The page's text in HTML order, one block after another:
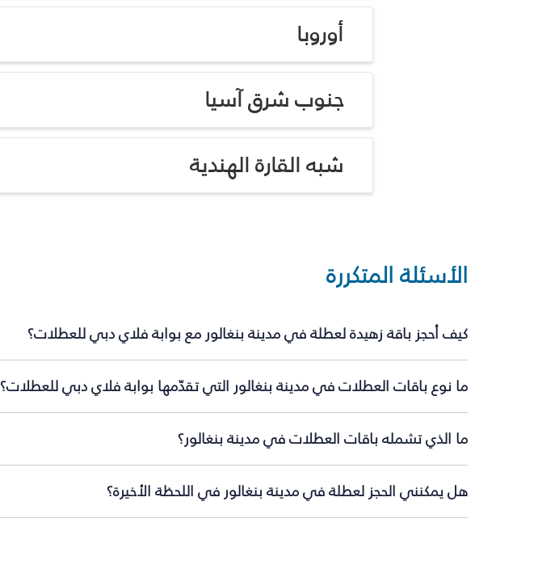
أوروبا
جنوب شرق آسيا
شبه القارة الهندية
الأسئلة المتكررة
كيف أحجز باقة زهيدة لعطلة في مدينة بنغالور مع بوابة فلاي دبي للعطلات؟
ما نوع باقات العطلات في مدينة بنغالور التي تقدّمها بوابة فلاي دبي للعطلات؟
ما الذي تشمله باقات العطلات في مدينة بنغالور؟
هل يمكنني الحجز لعطلة في مدينة بنغالور في اللحظة الأخيرة؟